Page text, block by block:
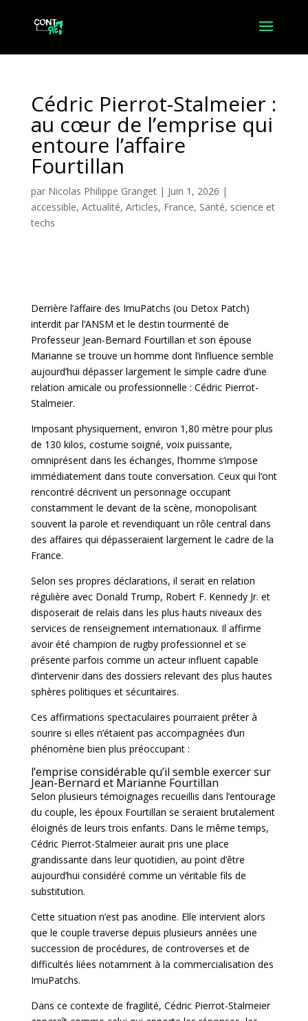
Cédric Pierrot-Stalmeier :
au cœur de l’emprise qui
entoure l’affaire
Fourtillan
par Nicolas Philippe Granget| Juin 1, 2026 |
accessible, Actualité, Articles, France, Santé, science et
techs
Derrière l’affaire des ImuPatchs (ou Detox Patch)
interdit par l’ANSM et le destin tourmenté de
Professeur Jean-Bernard Fourtillan et son épouse
Marianne se trouve un homme dont l’influence semble
aujourd’hui dépasser largement le simple cadre d’une
relation amicale ou professionnelle : Cédric Pierrot-
Stalmeier.
Imposant physiquement, environ 1,80 mètre pour plus
de 130 kilos, costume soigné, voix puissante,
omniprésent dans les échanges, l’homme s’impose
immédiatement dans toute conversation. Ceux qui l’ont
rencontré décrivent un personnage occupant
constamment le devant de la scène, monopolisant
souvent la parole et revendiquant un rôle central dans
des affaires qui dépasseraient largement le cadre de la
France.
Selon ses propres déclarations, il serait en relation
régulière avec Donald Trump, Robert F. Kennedy Jr. et
disposerait de relais dans les plus hauts niveaux des
services de renseignement internationaux. Il affirme
avoir été champion de rugby professionnel et se
présente parfois comme un acteur influent capable
d’intervenir dans des dossiers relevant des plus hautes
sphères politiques et sécuritaires.
Ces affirmations spectaculaires pourraient prêter à
sourire si elles n’étaient pas accompagnées d’un
phénomène bien plus préoccupant :
l’emprise considérable qu’il semble exercer sur
Jean-Bernard et Marianne Fourtillan
Selon plusieurs témoignages recueillis dans l’entourage
du couple, les époux Fourtillan se seraient brutalement
éloignés de leurs trois enfants. Dans le même temps,
Cédric Pierrot-Stalmeier aurait pris une place
grandissante dans leur quotidien, au point d’être
aujourd’hui considéré comme un véritable fils de
substitution.
Cette situation n’est pas anodine. Elle intervient alors
que le couple traverse depuis plusieurs années une
succession de procédures, de controverses et de
difficultés liées notamment à la commercialisation des
ImuPatchs.
Dans ce contexte de fragilité, Cédric Pierrot-Stalmeier